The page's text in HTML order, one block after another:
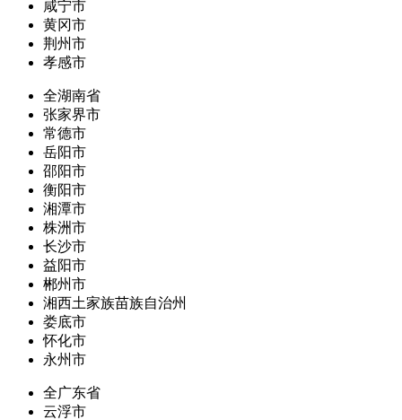
咸宁市
黄冈市
荆州市
孝感市
全湖南省
张家界市
常德市
岳阳市
邵阳市
衡阳市
湘潭市
株洲市
长沙市
益阳市
郴州市
湘西土家族苗族自治州
娄底市
怀化市
永州市
全广东省
云浮市